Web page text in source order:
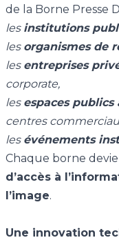
de la Borne Presse
les institutions
les organismes de
les entreprises
corporate,
les espaces
centres
les événements
Chaque borne
d’accès à
l’image.
Une innovation